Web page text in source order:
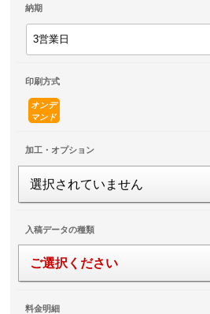
納期
印刷方式
オンデ
マンド
加工・オプション
選択されていません
入稿データの種類
ご選択ください
料金明細